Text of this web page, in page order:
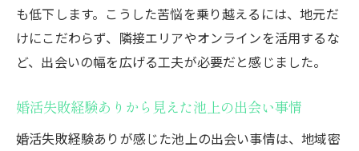
策
婚活失敗経験ありが提案する現実的な行動
策
え方
婚活失敗から学ぶ継続のヒントとは
も低下します。こうした苦悩を乗り越えるには、地元だ
けにこだわらず、隣接エリアやオンラインを活用するな
ど、出会いの幅を広げる工夫が必要だと感じました。
婚活失敗経験ありから見えた池上の出会い事情
婚活失敗経験ありが感じた池上の出会い事情は、地域密